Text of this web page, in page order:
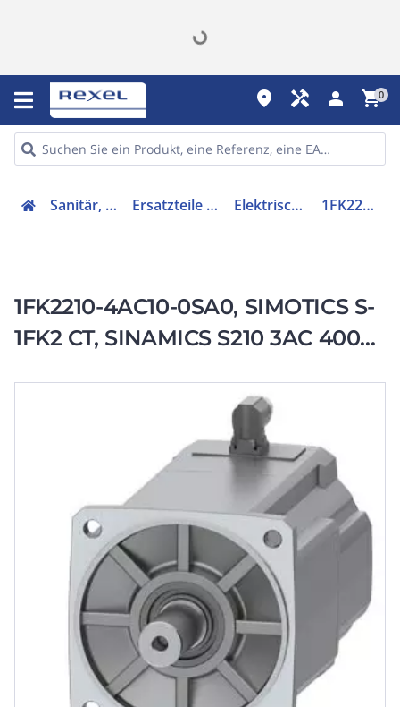
place handyman person shopping_cart0
Sanitär, Heizung, Klima Ersatzteile für Ausstattungen Elektrischer Servomotor 1FK22104AC100SA0
1FK2210-4AC10-0SA0, SIMOTICS S-
1FK2 CT, SINAMICS S210 3AC 400V-